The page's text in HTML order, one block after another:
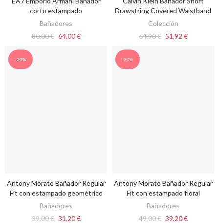
corto estampado
Bañadores
80,00 € 64,00 €
Drawstring Covered Waistband
Colección
64,90 € 51,92 €
-20%
VER OPCIONES
Antony Morato Bañador Regular
Fit con estampado geométrico
Bañadores
39,00 € 31,20 €
-20%
VER OPCIONES
Antony Morato Bañador Regular
Fit con estampado floral
Bañadores
49,00 € 39,20 €